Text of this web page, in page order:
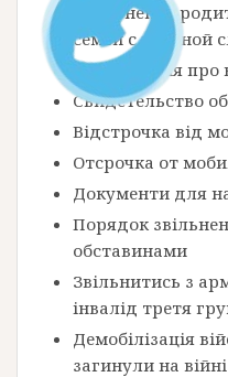
Увольнение
семей с военной
Посвідчення про
Свидетельство
Відстрочка від
Отсрочка от
Документи для
Порядок
обставинами
Звільнитись з
інвалід третя
Демобілізація
загинули на війні